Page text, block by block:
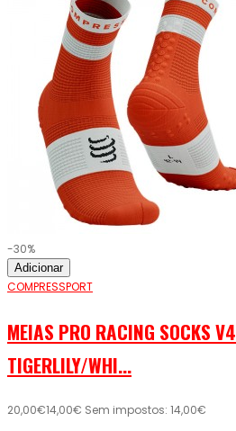
-30%
Adicionar
COMPRESSPORT
MEIAS PRO RACING SOCKS
TIGERLILY/WHI...
20,00€14,00€ Sem impostos: 14,00€